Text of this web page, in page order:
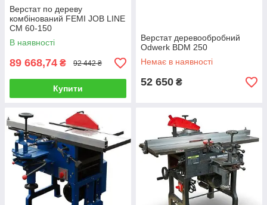
Верстат по дереву
комбінований FEMI JOB LINE
СМ 60-150
В наявності
89 668,74 ₴ 92 442 ₴
Купити
Верстат деревообробний
Odwerk BDM 250
Немає в наявності
52 650 ₴